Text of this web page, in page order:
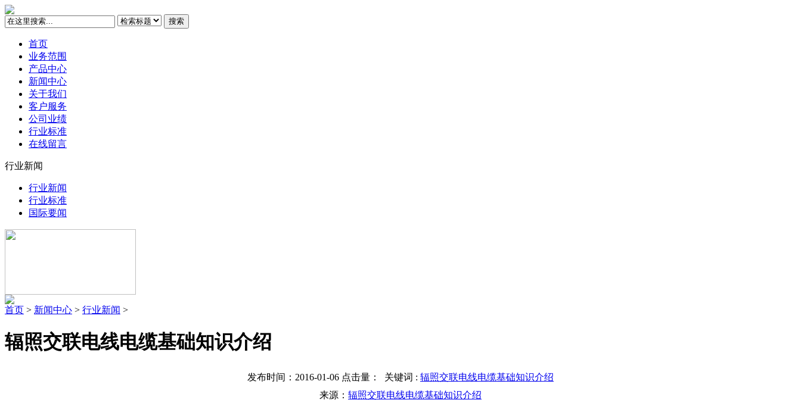
搜索
首页
业务范围
产品中心
新闻中心
关于我们
客户服务
公司业绩
行业标准
在线留言
行业新闻
行业新闻
行业标准
国际要闻
首页 > 新闻中心 > 行业新闻 >
辐照交联电线电缆基础知识介绍
发布时间：2016-01-06 点击量： 关键词 : 辐照交联电线电缆基础知识介绍
来源： 辐照交联电线电缆基础知识介绍